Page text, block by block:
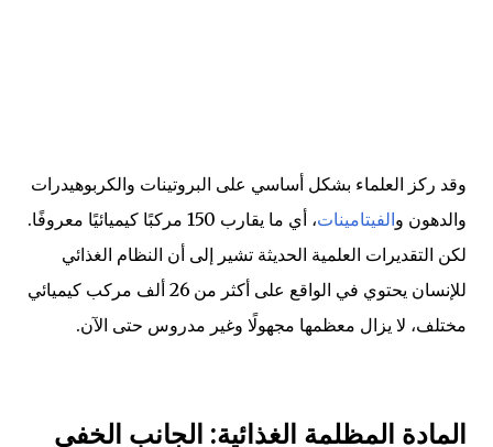
وقد ركز العلماء بشكل أساسي على البروتينات والكربوهيدرات
والدهون والفيتامينات
، أي ما يقارب 150 مركبًا كيميائيًا معروفًا.
لكن التقديرات العلمية الحديثة تشير إلى أن النظام الغذائي
للإنسان يحتوي في الواقع على أكثر من 26 ألف مركب كيميائي
مختلف، لا يزال معظمها مجهولًا وغير مدروس حتى الآن.
المادة المظلمة الغذائية: الجانب الخفي